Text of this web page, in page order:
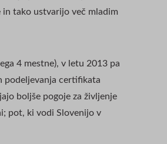
in tako ustvarijo več mladim
4 mestne), v letu 2013 pa
podeljevanja certifikata
boljše pogoje za življenje
pot, ki vodi Slovenijo v